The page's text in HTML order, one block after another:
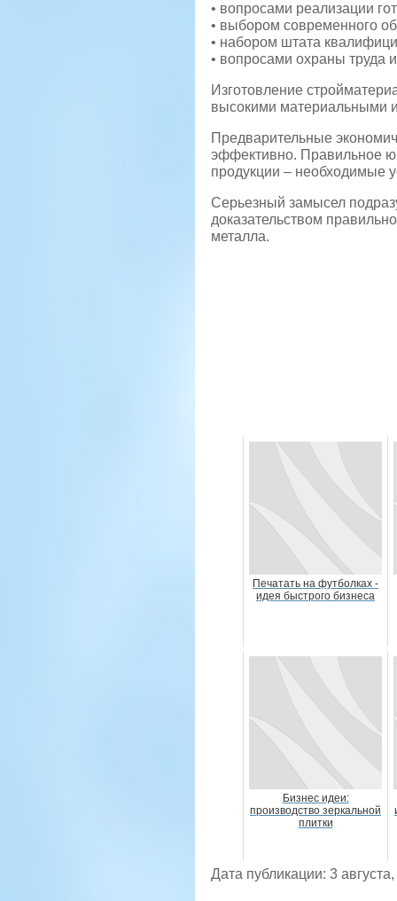
• вопросами реализации
• выбором современного
• набором штата
• вопросами охраны труда
Изготовление
высокими материальными
Предварительные
эффективно. Правильное
продукции – необходимые
Серьезный замысел
доказательством
металла.
Печатать на футболках -
идея быстрого бизнеса
Бизнес идеи:
производство зеркальной
плитки
Дата публикации: 3